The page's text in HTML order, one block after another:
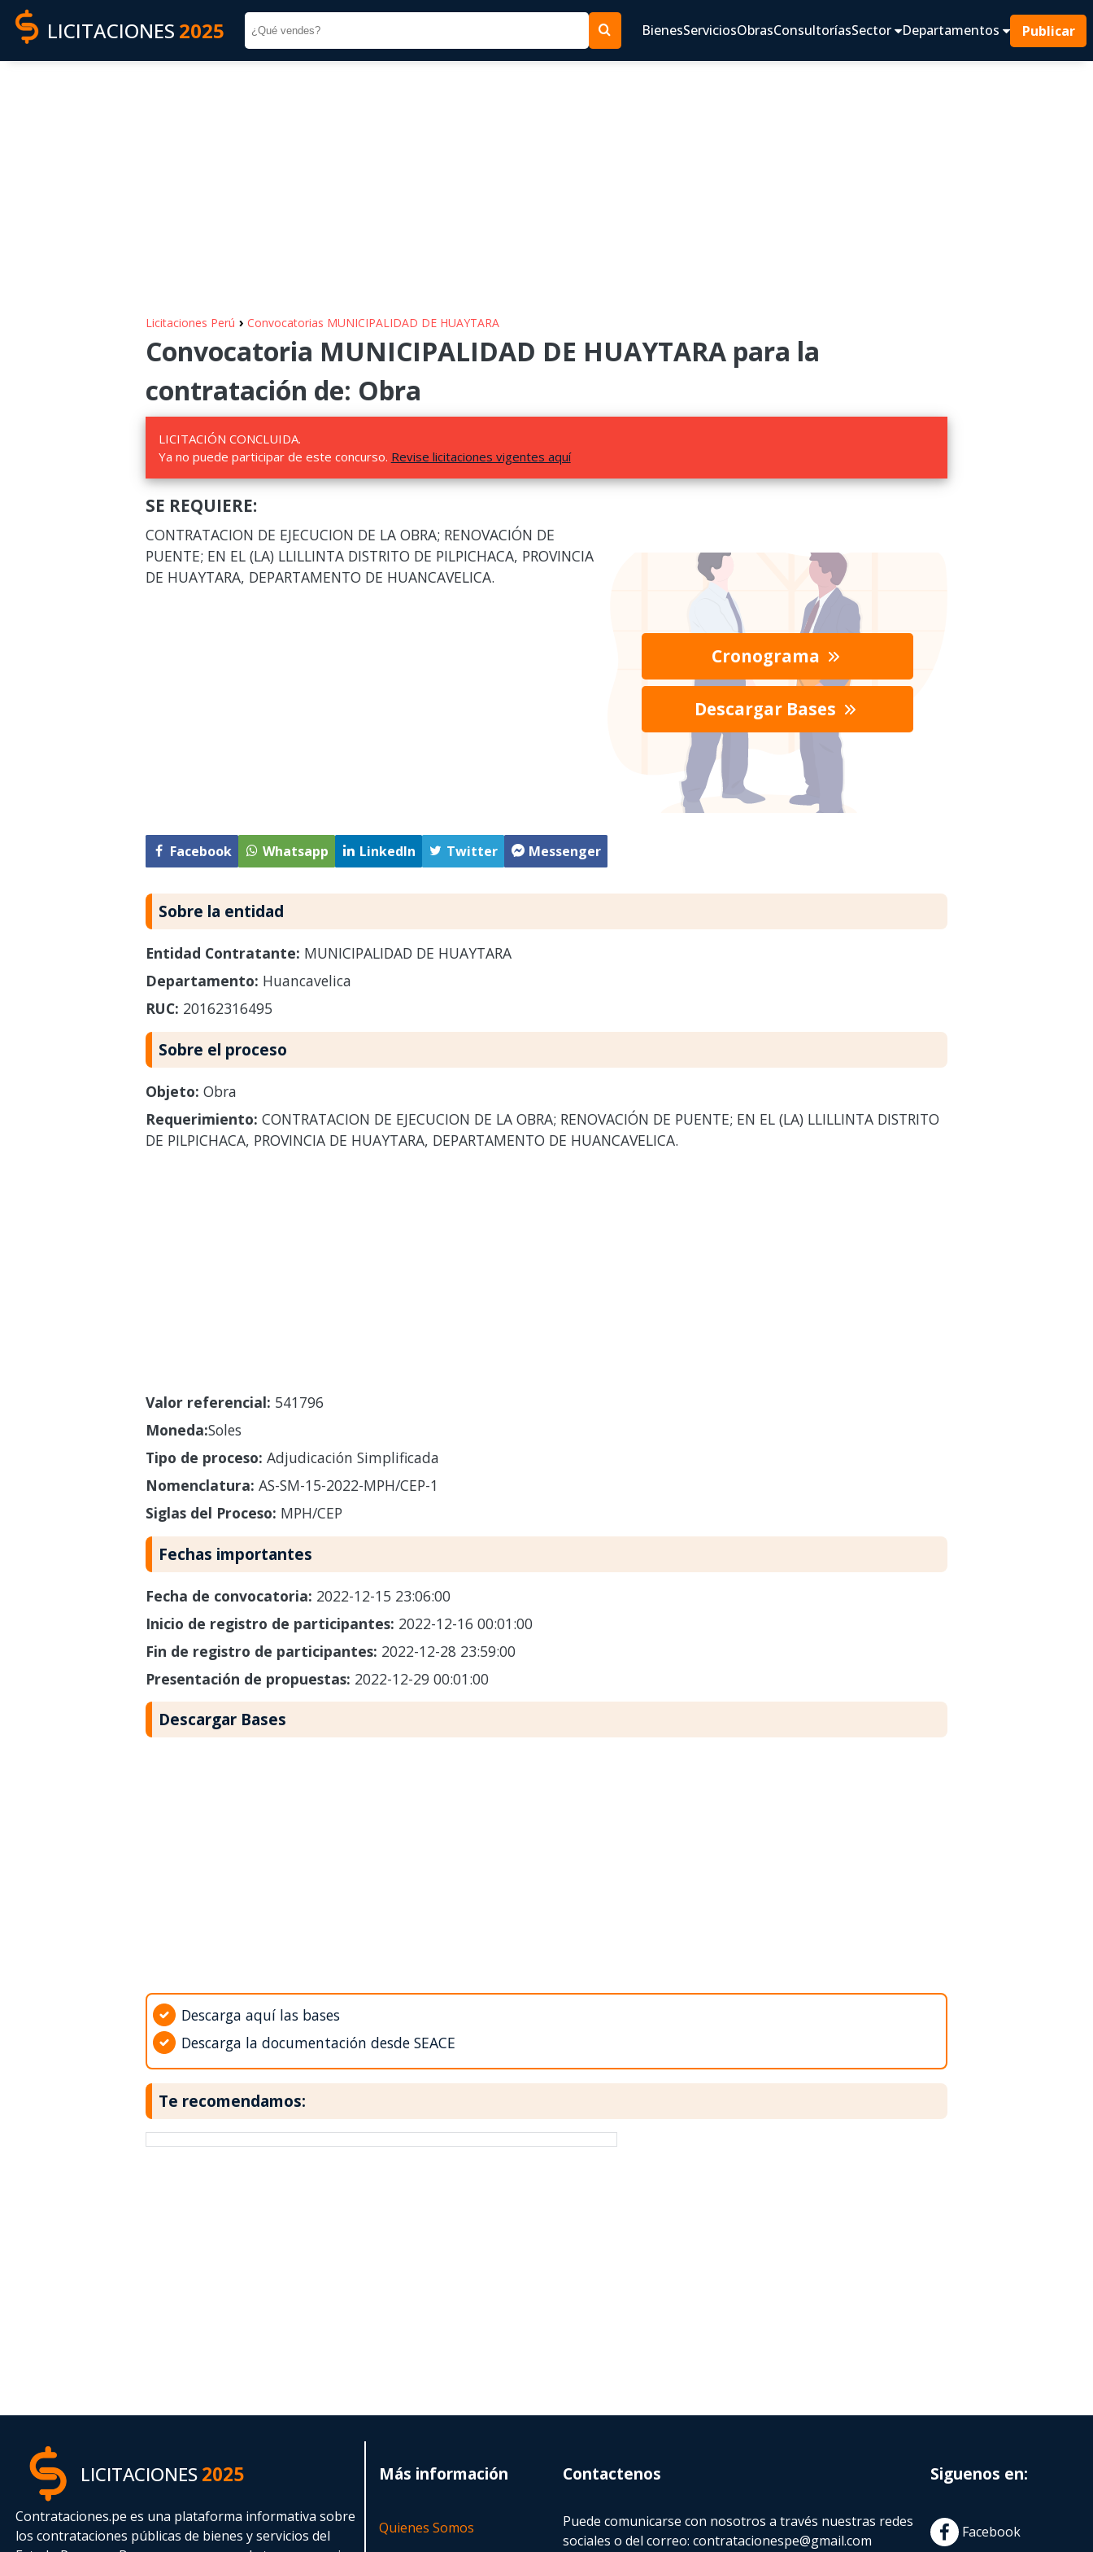
LICITACIONES 2025 BienesServiciosObrasConsultoríasSector Departamentos Publicar
Licitaciones Perú › Convocatorias MUNICIPALIDAD DE HUAYTARA
Convocatoria MUNICIPALIDAD DE HUAYTARA para la
contratación de: Obra
LICITACIÓN CONCLUIDA.
Ya no puede participar de este concurso. Revise licitaciones vigentes aquí
SE REQUIERE:
CONTRATACION DE EJECUCION DE LA OBRA; RENOVACIÓN DE
PUENTE; EN EL (LA) LLILLINTA DISTRITO DE PILPICHACA, PROVINCIA
DE HUAYTARA, DEPARTAMENTO DE HUANCAVELICA.
Facebook Whatsapp LinkedIn Twitter Messenger
Cronograma
Descargar Bases
Sobre la entidad
Entidad Contratante: MUNICIPALIDAD DE HUAYTARA
Departamento: Huancavelica
RUC: 20162316495
Sobre el proceso
Objeto: Obra
Requerimiento: CONTRATACION DE EJECUCION DE LA OBRA; RENOVACIÓN DE PUENTE; EN EL (LA) LLILLINTA DISTRITO
DE PILPICHACA, PROVINCIA DE HUAYTARA, DEPARTAMENTO DE HUANCAVELICA.
Valor referencial: 541796
Moneda:Soles
Tipo de proceso: Adjudicación Simplificada
Nomenclatura: AS-SM-15-2022-MPH/CEP-1
Siglas del Proceso: MPH/CEP
Fechas importantes
Fecha de convocatoria: 2022-12-15 23:06:00
Inicio de registro de participantes: 2022-12-16 00:01:00
Fin de registro de participantes: 2022-12-28 23:59:00
Presentación de propuestas: 2022-12-29 00:01:00
Descargar Bases
Descarga aquí las bases
Descarga la documentación desde SEACE
Te recomendamos:
LICITACIONES2025
Contrataciones.pe es una plataforma informativa sobre
los contrataciones públicas de bienes y servicios del
Más información
Quienes Somos
Contactenos
Puede comunicarse con nosotros a través nuestras redes
sociales o del correo:contratacionespe@gmail.com
Siguenos en:
Facebook